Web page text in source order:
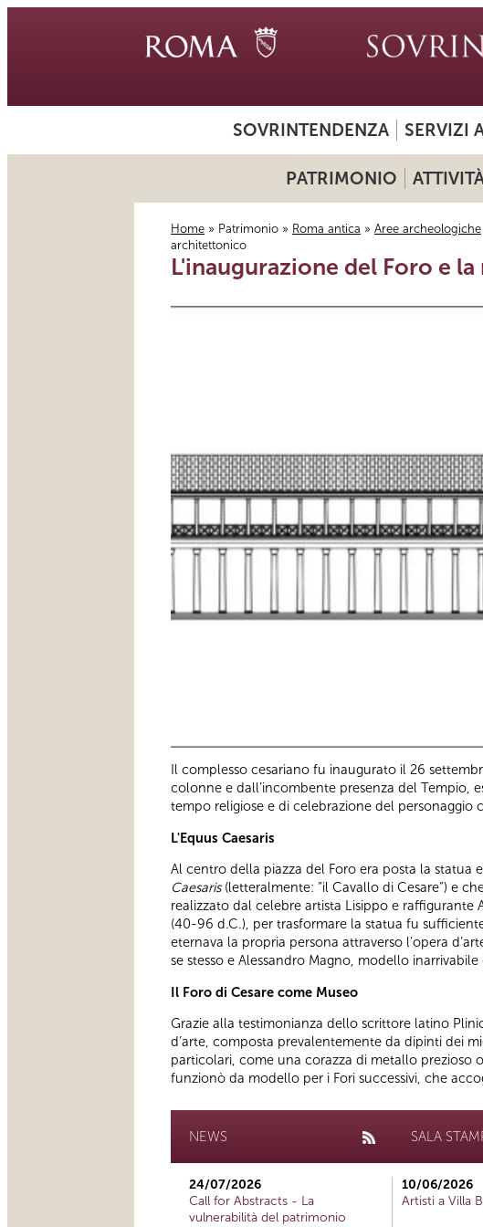
SOVRINTENDENZA SERVIZI
PATRIMONIO
Tu sei qui
Home » Patrimonio » Roma antica » Aree archeologiche
architettonico
L'inaugurazione del Foro e
Il complesso cesariano fu inaugurato il 26
colonne e dall’incombente presenza del Tempio,
tempo religiose e di celebrazione del personaggio
L'Equus Caesaris
Al centro della piazza del Foro era posta la
Caesaris (letteralmente: “il Cavallo di Cesare”) e
realizzato dal celebre artista Lisippo e
(40-96 d.C.), per trasformare la statua fu
eternava la propria persona attraverso l’opera
se stesso e Alessandro Magno, modello
Il Foro di Cesare come Museo
Grazie alla testimonianza dello scrittore latino
d’arte, composta prevalentemente da dipinti dei
particolari, come una corazza di metallo prezioso
funzionò da modello per i Fori successivi, che
NEWS
24/07/2026
Call for Abstracts - La
vulnerabilità del patrimonio
SALA
10/06/2026
Artisti a Villa